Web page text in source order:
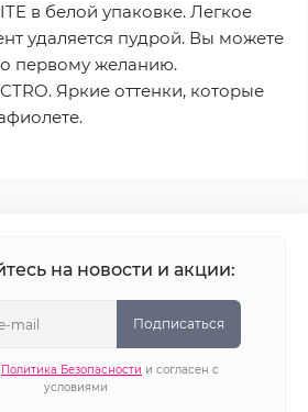
в белой упаковке. Легкое
удаляется пудрой. Вы можете
первому желанию.
Яркие оттенки, которые
на новости и акции:
Подписаться
Политика Безопасности и согласен с
условиями